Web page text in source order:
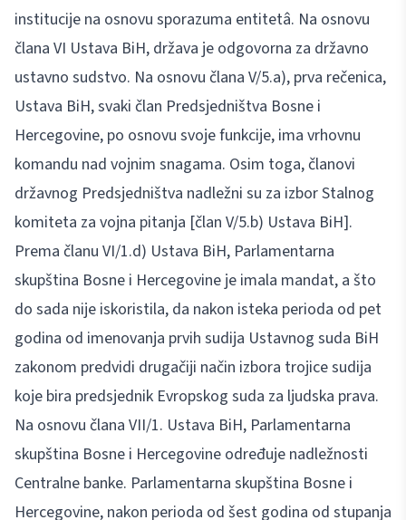
institucije na osnovu sporazuma entitetâ. Na osnovu
člana VI Ustava BiH, država je odgovorna za državno
ustavno sudstvo. Na osnovu člana V/5.a), prva rečenica,
Ustava BiH, svaki član Predsjedništva Bosne i
Hercegovine, po osnovu svoje funkcije, ima vrhovnu
komandu nad vojnim snagama. Osim toga, članovi
državnog Predsjedništva nadležni su za izbor Stalnog
komiteta za vojna pitanja [član V/5.b) Ustava BiH].
Prema članu VI/1.d) Ustava BiH, Parlamentarna
skupština Bosne i Hercegovine je imala mandat, a što
do sada nije iskoristila, da nakon isteka perioda od pet
godina od imenovanja prvih sudija Ustavnog suda BiH
zakonom predvidi drugačiji način izbora trojice sudija
koje bira predsjednik Evropskog suda za ljudska prava.
Na osnovu člana VII/1. Ustava BiH, Parlamentarna
skupština Bosne i Hercegovine određuje nadležnosti
Centralne banke. Parlamentarna skupština Bosne i
Hercegovine, nakon perioda od šest godina od stupanja